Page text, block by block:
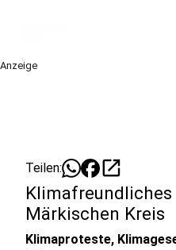
Anzeige
Teilen: open_in_new
Klimafreundliches
Märkischen Kreis
Klimaproteste,